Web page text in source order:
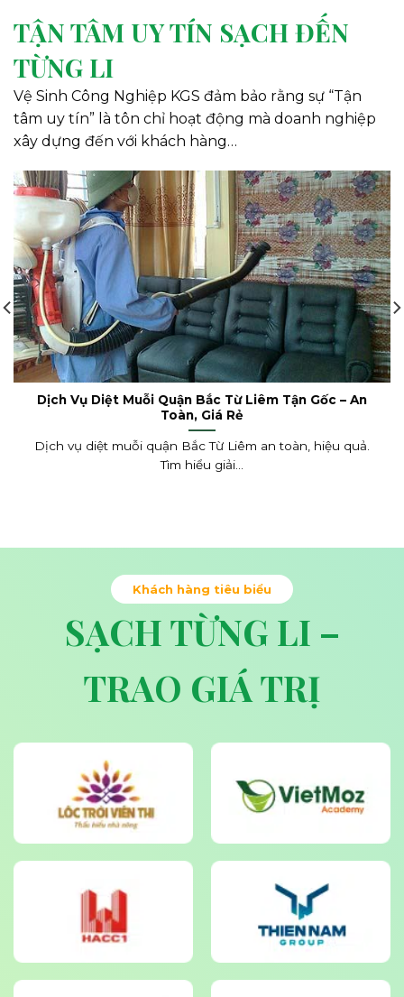
TẬN TÂM UY TÍN SẠCH ĐẾN
TỪNG LI
Vệ Sinh Công Nghiệp KGS đảm bảo rằng sự “Tận
tâm uy tín” là tôn chỉ hoạt động mà doanh nghiệp
xây dựng đến với khách hàng…
Dịch Vụ Diệt Muỗi Quận Bắc Từ Liêm Tận Gốc – An
Toàn, Giá Rẻ
Dịch vụ diệt muỗi quận Bắc Từ Liêm an toàn, hiệu quả.
Tìm hiểu giải...
Khách hàng tiêu biểu
SẠCH TỪNG LI –
TRAO GIÁ TRỊ